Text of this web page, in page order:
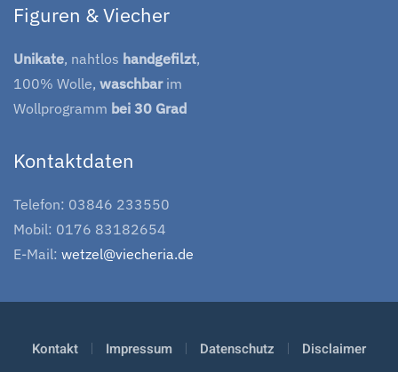
Figuren & Viecher
Unikate, nahtlos handgefilzt,
100% Wolle, waschbarim
Wollprogramm bei 30 Grad
Kontaktdaten
Telefon: 03846 233550
Mobil: 0176 83182654
E-Mail: wetzel@viecheria.de
Kontakt Impressum Datenschutz Disclaimer